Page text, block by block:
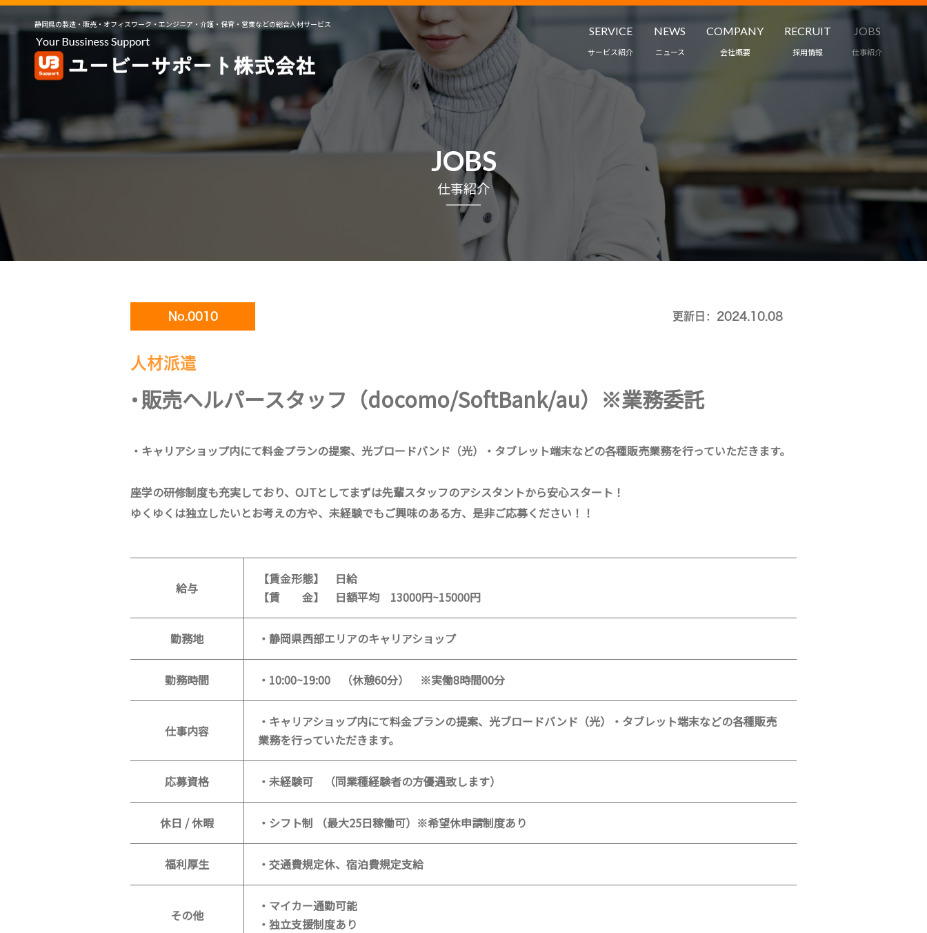
静岡県の製造・販売・オフィスワーク・エンジニア・介護・保育・営業などの総合人材サービス
SERVICE
サービス紹介
教育コンサルタント・保育
NEWS
ニュース
COMPANY
会社概要
RECRUIT
採用情報
インタビュー
募集要項
JOBS
仕事紹介
JOBS
仕事紹介
No.0010 更新日：2024.10.08
人材派遣
販売ヘルパースタッフ（docomo/SoftBank/au）※業務委託
・キャリアショップ内にて料金プランの提案、光ブロードバンド（光）・タブレット端末などの各種販売業務を行っていただきます。
座学の研修制度も充実しており、OJTとしてまずは先輩スタッフのアシスタントから安心スタート！
ゆくゆくは独立したいとお考えの方や、未経験でもご興味のある方、是非ご応募ください！！
給与
【賃金形態】 日給
【賃 金】 日額平均 13000円~15000円
勤務地 ・静岡県西部エリアのキャリアショップ
勤務時間 ・10:00~19:00 （休憩60分） ※実働8時間00分
仕事内容
・キャリアショップ内にて料金プランの提案、光ブロードバンド（光）・タブレット端末などの各種販売
業務を行っていただきます。
応募資格 ・未経験可 （同業種経験者の方優遇致します）
休日 / 休暇 ・シフト制 （最大25日稼働可）※希望休申請制度あり
福利厚生 ・交通費規定休、宿泊費規定支給
その他
・マイカー通勤可能
・独立支援制度あり